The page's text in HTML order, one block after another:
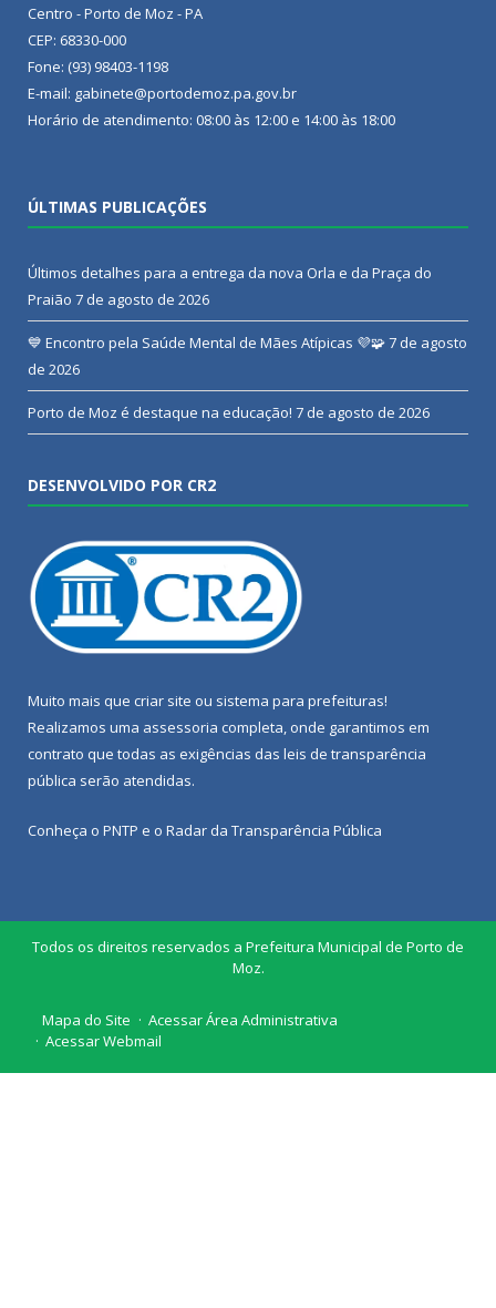
Centro - Porto de Moz - PA
CEP: 68330-000
Fone: (93) 98403-1198
E-mail: gabinete@portodemoz.pa.gov.br
Horário de atendimento: 08:00 às 12:00 e 14:00 às 18:00
ÚLTIMAS PUBLICAÇÕES
Últimos detalhes para a entrega da nova Orla e da Praça do
Praião 7 de agosto de 2026
💙 Encontro pela Saúde Mental de Mães Atípicas 💜🧩7 de agosto
de 2026
Porto de Moz é destaque na educação! 7 de agosto de 2026
DESENVOLVIDO POR CR2
Muito mais que criar site ou sistema para prefeituras!
Realizamos uma assessoria completa, onde garantimos em
contrato que todas as exigências das leis de transparência
pública serão atendidas.
Conheça o PNTP e o Radar da Transparência Pública
Todos os direitos reservados a Prefeitura Municipal de Porto de
Moz.
Mapa do Site
Acessar Área Administrativa
Acessar Webmail